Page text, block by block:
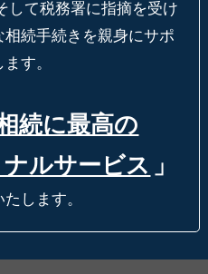
して税務署に指摘を受け
相続手続きを親身にサポ
す。
続に最高の
ルサービス 」
します。